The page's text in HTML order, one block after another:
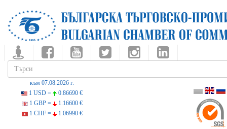
към 07.08.2026 г.
1 USD =
0.86690 €
1 GBP =
1.16600 €
1 CHF =
1.06990 €